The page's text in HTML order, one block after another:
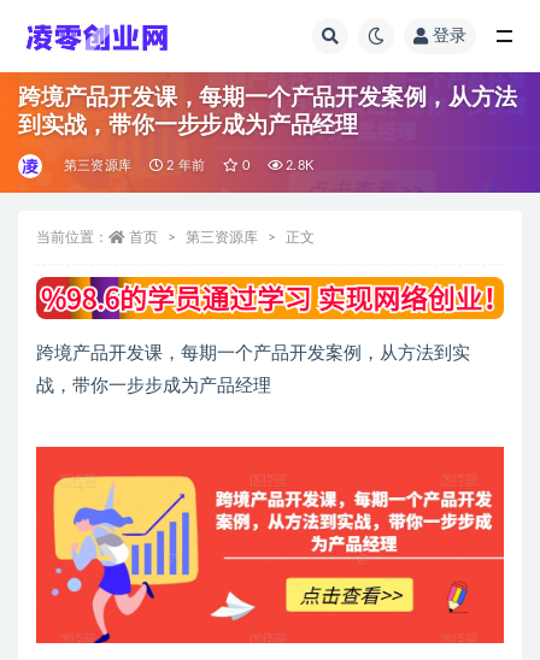
登录
跨境产品开发课，每期一个产品开发案例，从方法
到实战，带你一步步成为产品经理
第三资源库 2 年前 0 2.8K
当前位置： 首页 第三资源库 正文
跨境产品开发课，每期一个产品开发案例，从方法到实
战，带你一步步成为产品经理